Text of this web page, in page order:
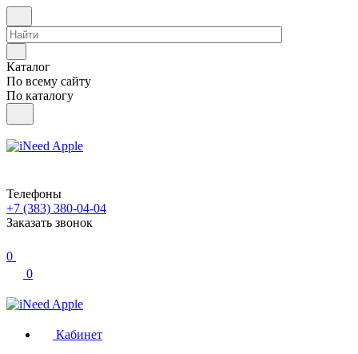
Каталог
По всему сайту
По каталогу
Телефоны
+7 (383) 380-04-04
Заказать звонок
0
0
Кабинет